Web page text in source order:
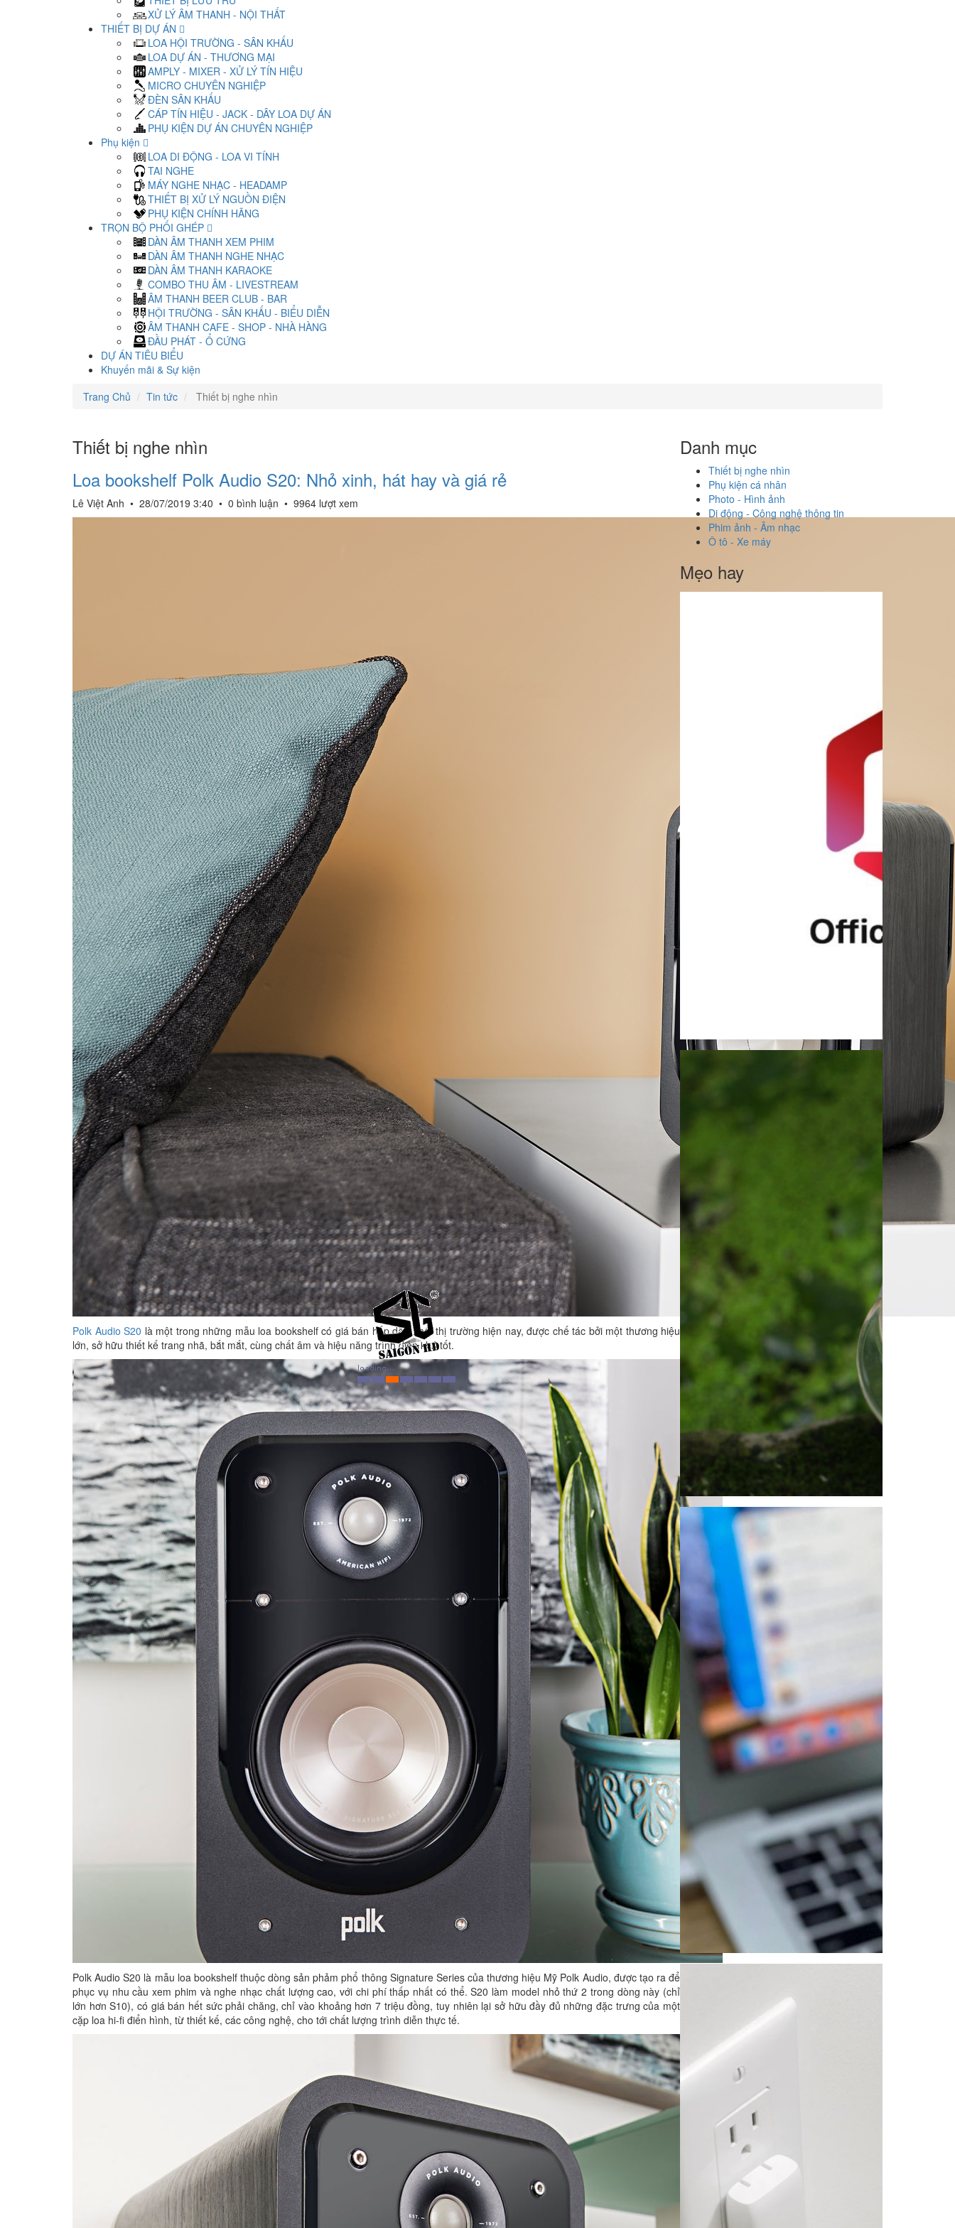
XỬ LÝ ÂM THANH - NỘI THẤT
THIẾT BỊ DỰ ÁN
LOA HỘI TRƯỜNG - SÂN KHẤU
LOA DỰ ÁN - THƯƠNG MẠI
AMPLY - MIXER - XỬ LÝ TÍN HIỆU
MICRO CHUYÊN NGHIỆP
ĐÈN SÂN KHẤU
CÁP TÍN HIỆU - JACK - DÂY LOA DỰ ÁN
PHỤ KIỆN DỰ ÁN CHUYÊN NGHIỆP
Phụ kiện
LOA DI ĐỘNG - LOA VI TÍNH
TAI NGHE
MÁY NGHE NHẠC - HEADAMP
THIẾT BỊ XỬ LÝ NGUỒN ĐIỆN
PHỤ KIỆN CHÍNH HÃNG
TRỌN BỘ PHỐI GHÉP
DÀN ÂM THANH XEM PHIM
DÀN ÂM THANH NGHE NHẠC
DÀN ÂM THANH KARAOKE
COMBO THU ÂM - LIVESTREAM
ÂM THANH BEER CLUB - BAR
HỘI TRƯỜNG - SÂN KHẤU - BIỂU DIỄN
ÂM THANH CAFE - SHOP - NHÀ HÀNG
ĐẦU PHÁT - Ổ CỨNG
DỰ ÁN TIÊU BIỂU
Khuyến mãi & Sự kiện
Trang Chủ
Tin tức Thiết bị nghe nhìn
Thiết bị nghe nhìn
Loa bookshelf Polk Audio S20: Nhỏ xinh, hát hay và giá rẻ
Lê Việt Anh • 28/07/2019 3:40 • 0 bình luận • 9964 lượt xem
Polk Audio S20 là một trong những mẫu loa bookshelf có giá bán hấp dẫn nhất thị trường hiện nay, được chế tác bởi một thương hiệu
lớn, sở hữu thiết kế trang nhã, bắt mắt, cùng chất âm và hiệu năng trình diễn khá tốt.
Polk Audio S20 là mẫu loa bookshelf thuộc dòng sản phảm phổ thông Signature Series của thương hiệu Mỹ Polk Audio, được tạo ra để
phục vụ nhu cầu xem phim và nghe nhạc chất lượng cao, với chi phí thấp nhất có thể. S20 làm model nhỏ thứ 2 trong dòng này (chỉ
lớn hơn S10), có giá bán hết sức phải chăng, chỉ vào khoảng hơn 7 triệu đồng, tuy nhiên lại sở hữu đầy đủ những đặc trưng của một
cặp loa hi-fi điển hình, từ thiết kế, các công nghệ, cho tới chất lượng trình diễn thực tế.
Danh mục
Thiết bị nghe nhìn
Phụ kiện cá nhân
Photo - Hình ảnh
Di động - Công nghệ thông tin
Phim ảnh - Âm nhạc
Ô tô - Xe máy
Mẹo hay